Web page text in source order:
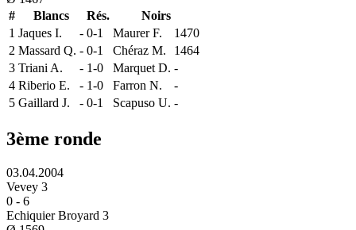
#
Blancs Rés.
Noirs
1 Jaques I. - 0-1 Maurer F.
1470
2 Massard Q. - 0-1 Chéraz M.
1464
3 Triani A. - 1-0 Marquet D. -
4 Riberio E. - 1-0 Farron N.
-
5 Gaillard J. - 0-1 Scapuso U. -
3ème ronde
03.04.2004
Vevey 3
0 - 6
Echiquier Broyard 3